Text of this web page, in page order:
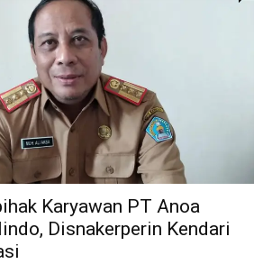
Karyawan PT Anoa
Disnakerperin Kendari